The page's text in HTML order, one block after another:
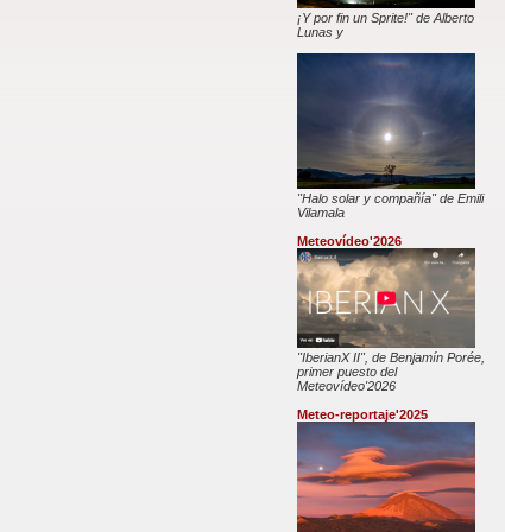
¡Y por fin un Sprite!" de Alberto
Lunas y
"Halo solar y compañía" de Emili
Vilamala
Meteovídeo'2026
"IberianX II", de Benjamín Porée,
primer puesto del
Meteovídeo'2026
Meteo-reportaje'2025